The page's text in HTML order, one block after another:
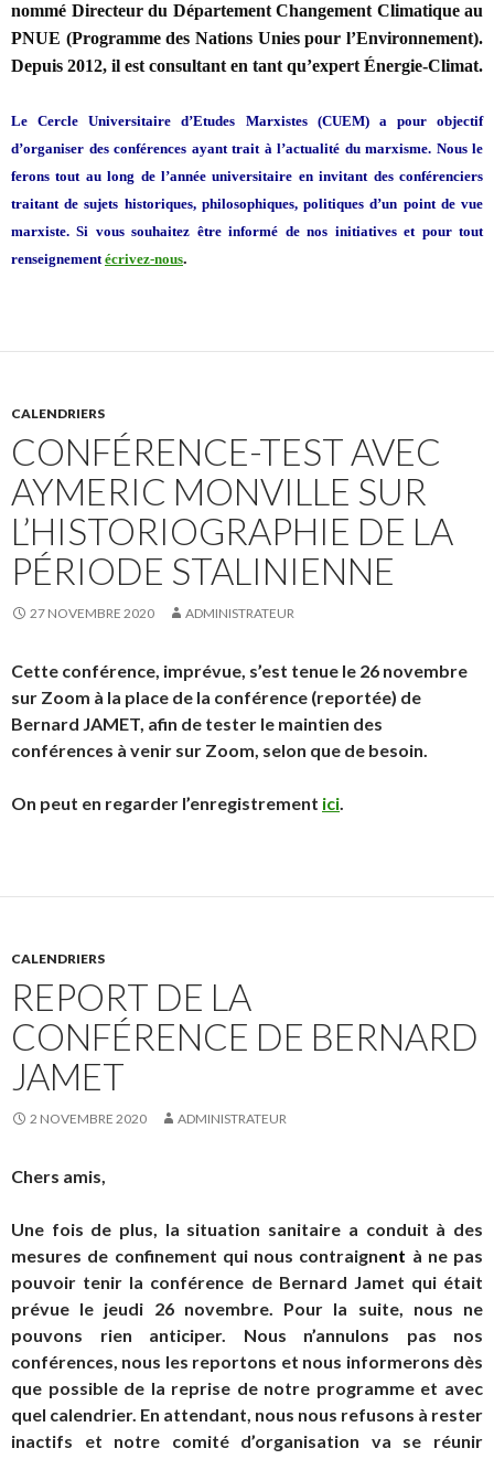
nommé Directeur du Département Changement Climatique au
PNUE (Programme des Nations Unies pour l’Environnement).
Depuis 2012, il est consultant en tant qu’expert Énergie-Climat.
Le Cercle Universitaire d’Etudes Marxistes (CUEM)a pour objectif
d’organiser des conférences ayant trait à l’actualité du marxisme. Nous le
ferons tout au long de l’année universitaire en invitant des conférenciers
traitant de sujets historiques, philosophiques,politiquesd’un point de vue
marxiste. Si vous souhaitez être informé de nos initiatives et pour tout
renseignementécrivez-nous.
CALENDRIERS
CONFÉRENCE-TEST AVEC
AYMERIC MONVILLE SUR
L’HISTORIOGRAPHIE DE LA
PÉRIODE STALINIENNE
27 NOVEMBRE 2020 ADMINISTRATEUR
Cette conférence, imprévue, s’est tenue le 26 novembre
sur Zoom à la place de la conférence (reportée) de
Bernard JAMET, afin de tester le maintien des
conférences à venir sur Zoom, selon que de besoin.
On peut en regarder l’enregistrement ici.
CALENDRIERS
REPORT DE LA
CONFÉRENCE DE BERNARD
JAMET
2 NOVEMBRE 2020 ADMINISTRATEUR
Chers amis,
Une fois de plus, la situation sanitaire a conduit à des
mesures de confinement qui nous contraignent à ne pas
pouvoir tenir la conférence de Bernard Jamet qui était
prévue le jeudi 26 novembre. Pour la suite, nous ne
pouvons rien anticiper. Nous n’annulons pas nos
conférences, nous les reportons et nous informerons dès
que possible de la reprise de notre programme et avec
quel calendrier. En attendant, nous nous refusons à rester
inactifs et notre comité d’organisation va se réunir